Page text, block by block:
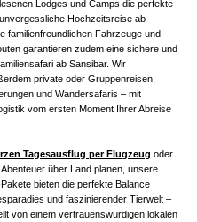
Lodges und Camps die perfekte
Hochzeitsreise ab
familienfreundlichen Fahrzeuge und
garantieren zudem eine sichere und
ab Sansibar. Wir
private oder Gruppenreisen,
und Wandersafaris – mit
vom ersten Moment Ihrer Abreise
Tagesausflug per Flugzeug oder
über Land planen, unsere
bieten die perfekte Balance
und faszinierender Tierwelt –
von einem vertrauenswürdigen lokalen